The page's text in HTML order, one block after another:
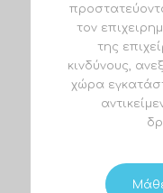
τον
της
κινδύνους,
χώρα